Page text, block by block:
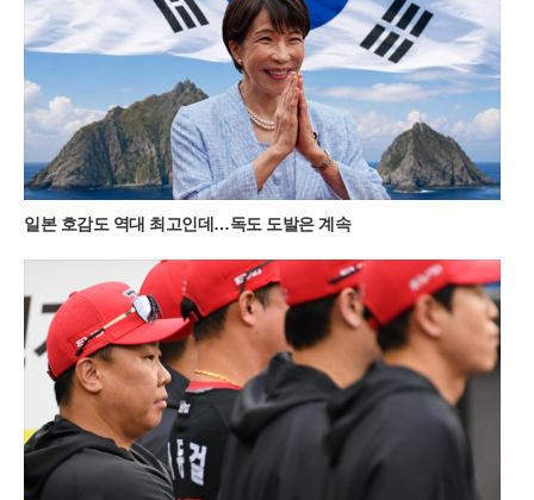
능전마을 주차장을 이용해 한 시간 정도 소요된다. 가장 빠르게
정상에 닿고 싶다면 제3코스인 발구덕쉼터를 이용하는 것이 효
율적이다. 다만 최단 코스인 만큼 평일 새벽 6시 30분 이전에는
도착해야 주차 공간을 확보할 수 있을 정도로 경쟁이 치열하다.
새벽 공기를 가르며 시작하는 짧은 트레킹은 가족 단위 여행객들
에게도 큰 부담이 없다.대중교통을 이용하는 여행객들을 위한 편
의 시설도 대폭 확충되었다. 서울 청량리역에서 기차를 타고 민
둥산역에 도착하면 주말마다 운행되는 셔틀버스를 이용해 주요
등산로 입구까지 편리하게 이동할 수 있다. 2026년 셔틀버스 운
행은 11월 초순까지 주말 한정으로 하루 4회 운영되며, 시기에 따
라 민둥산역과 능전마을 주차장을 기점으로 노선이 조정된다. 지
자체는 관광객 급증에 대비해 임시 운행 여부를 실시간으로 공지
하고 있으며, 반려견과 함께 동행하는 여행객들을 위한 배려 섞
인 안내도 병행하고 있다.최근 고환율과 고물가 영향으로 국내
여행으로 눈을 돌린 이들에게 정선의 자연은 가성비 높은 럭셔리
한 경험을 제공한다. 돈으로 환산할 수 없는 대자연의 풍광과 가
족이 함께 나누는 새벽 산행의 기억은 단순한 관광 이상의 가치
를 지닌다. 정선군 여량면 일대의 고즈넉한 분위기와 민둥산의
역동적인 지형이 어우러진 이번 여름 시즌은 억새가 은빛으로 변
하기 전까지 그 싱그러움을 더할 전망이다. 여행객들은 출국 전
일본 호감도 역대 최고인데…독도 도발은 계속